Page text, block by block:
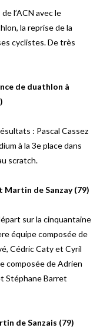
l’ACN avec le
la reprise de la
cyclistes. De très
de duathlon à
: Pascal Cassez
à la 3e place dans
scratch.
Martin de Sanzay (79)
sur la cinquantaine
équipe composée de
Cédric Caty et Cyril
composée de Adrien
Stéphane Barret
de Sanzais (79)